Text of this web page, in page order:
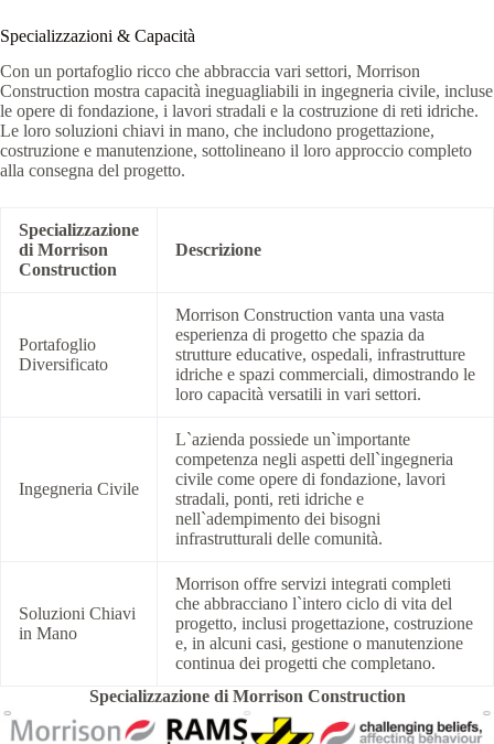
Specializzazioni & Capacità
Con un portafoglio ricco che abbraccia vari settori, Morrison
Construction mostra capacità ineguagliabili in ingegneria civile, incluse
le opere di fondazione, i lavori stradali e la costruzione di reti idriche.
Le loro soluzioni chiavi in mano, che includono progettazione,
costruzione e manutenzione, sottolineano il loro approccio completo
alla consegna del progetto.
Specializzazione
di Morrison
Construction
Descrizione
Portafoglio
Diversificato
Morrison Construction vanta una vasta
esperienza di progetto che spazia da
strutture educative, ospedali, infrastrutture
idriche e spazi commerciali, dimostrando le
loro capacità versatili in vari settori.
Ingegneria Civile
L`azienda possiede un`importante
competenza negli aspetti dell`ingegneria
civile come opere di fondazione, lavori
stradali, ponti, reti idriche e
nell`adempimento dei bisogni
infrastrutturali delle comunità.
Soluzioni Chiavi
in Mano
Morrison offre servizi integrati completi
che abbracciano l`intero ciclo di vita del
progetto, inclusi progettazione, costruzione
e, in alcuni casi, gestione o manutenzione
continua dei progetti che completano.
Specializzazione di Morrison Construction